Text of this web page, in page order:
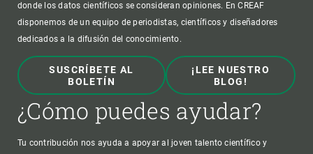
donde los datos científicos se consideran opiniones. En CREAF
disponemos de un equipo de periodistas, científicos y diseñadores
dedicados a la difusión del conocimiento.
SUSCRÍBETE AL
BOLETÍN
¡LEE NUESTRO
BLOG!
¿Cómo puedes ayudar?
Tu contribución nos ayuda a apoyar al joven talento científico y